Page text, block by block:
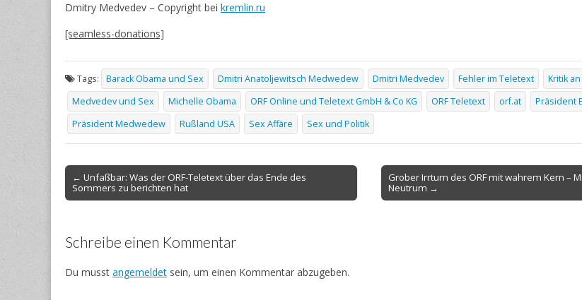
Dmitry Medvedev – Copyright bei kremlin.ru
[seamless-donations]
Tags: Barack Obama und Sex Dmitri Anatoljewitsch Medwedew Dmitri Medvedev Fehler im Teletext Kritik an
Medvedev und Sex
Michelle Obama ORF Online und Teletext GmbH & Co KG ORF Teletext orf.at
Präsident
Präsident Medwedew
Rußland USA Sex Affäre Sex und Politik
Post
navigation
← Unfaßbar: Was der ORF-Teletext über das Ende des
Sommers zu berichten hat
Grober Irrtum des ORF mit wahrem Kern –
Neutrum →
Schreibe einen Kommentar
Du musst angemeldet sein, um einen Kommentar abzugeben.